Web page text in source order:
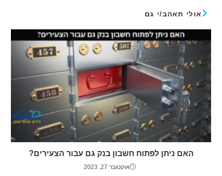
אולי תאהב/י גם
האם ניתן לפתוח חשבון בנק גם עבור הצעירים?
אוקטובר 27, 2023